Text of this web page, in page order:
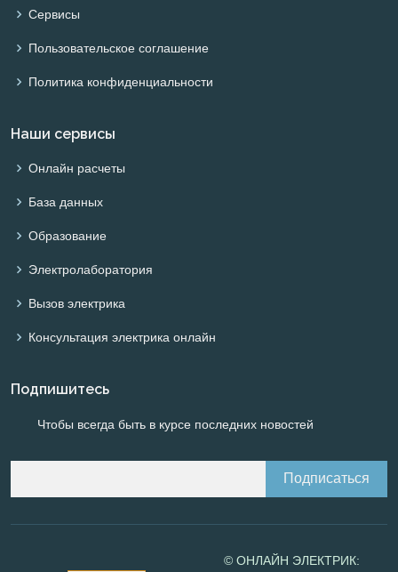
Сервисы
Пользовательское соглашение
Политика конфиденциальности
Наши сервисы
Онлайн расчеты
База данных
Образование
Электролаборатория
Вызов электрика
Консультация электрика онлайн
Подпишитесь
Чтобы всегда быть в курсе последних новостей
© ОНЛАЙН ЭЛЕКТРИК: